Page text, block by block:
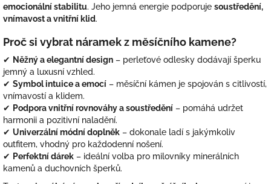
emocionální stabilitu. Jeho jemná energie podporuje soustředění,
vnímavost a vnitřní klid.
Proč si vybrat náramek z měsíčního kamene?
✔ Něžný a elegantní design – perleťové odlesky dodávají šperku
jemný a luxusní vzhled.
✔ Symbol intuice a emocí – měsíční kámen je spojován s citlivostí,
vnímavostí a klidem.
✔ Podpora vnitřní rovnováhy a soustředění – pomáhá udržet
harmonii a pozitivní naladění.
✔ Univerzální módní doplněk – dokonale ladí s jakýmkoliv
outfitem, vhodný pro každodenní nošení.
✔ Perfektní dárek – ideální volba pro milovníky minerálních
kamenů a duchovních šperků.